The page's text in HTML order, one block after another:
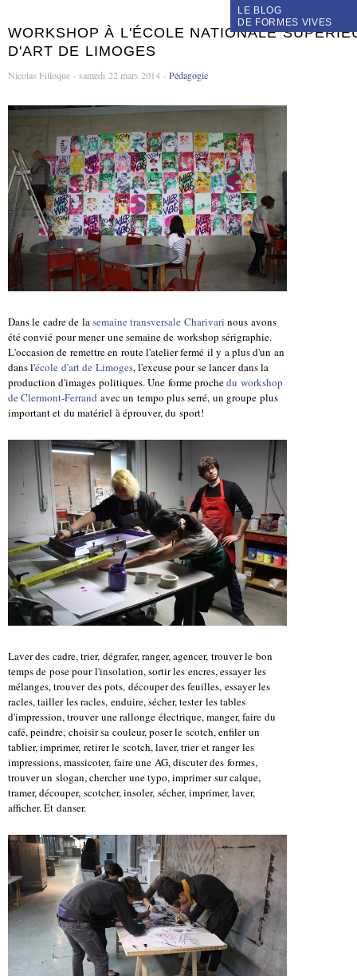
WORKSHOP À L'ÉCOLE NATIONALE
D'ART DE LIMOGES
Nicolas Filloque - samedi 22 mars 2014 -Pédagogie
Dans le cadre de lasemaine transversale Charivari nous avons
été convié pour mener une semaine de workshop sérigraphie.
L'occasion de remettre en route l'atelier fermé il y a plus d'un an
dans l'école d'art de Limoges, l'excuse pour se lancer dans la
production d'images politiques. Une forme prochedu workshop
de Clermont-Ferrand avec un tempo plus serré, un groupe plus
important et du matériel à éprouver, du sport!
Laver des cadre, trier, dégrafer, ranger, agencer, trouver le bon
temps de pose pour l'insolation, sortir les encres, essayer les
mélanges, trouver des pots, découper des feuilles, essayer les
racles, tailler les racles, enduire, sécher, tester les tables
d'impression, trouver une rallonge électrique, manger, faire du
café, peindre, choisir sa couleur, poser le scotch, enfiler un
tablier, imprimer, retirer le scotch, laver, trier et ranger les
impressions, massicoter, faire une AG, discuter des formes,
trouver un slogan, chercher une typo, imprimer sur calque,
tramer, découper, scotcher, insoler, sécher, imprimer, laver,
afficher. Et danser.
LE BLOG
DE FORMES VIVES